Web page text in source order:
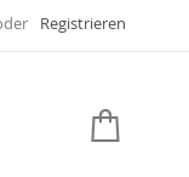
Registrieren